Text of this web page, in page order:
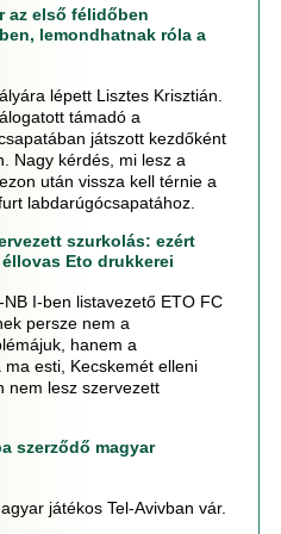
az első félidőben
lemondhatnak róla a
lépett Lisztes Krisztián.
támadó a
játszott kezdőként
Nagy kérdés, mi lesz a
után vissza kell térnie a
labdarúgócsapatához.
szurkolás: ezért
Eto drukkerei
I-ben listavezető ETO FC
persze nem a
hanem a
esti, Kecskemét elleni
nem lesz szervezett
szerződő magyar
játékos Tel-Avivban vár.